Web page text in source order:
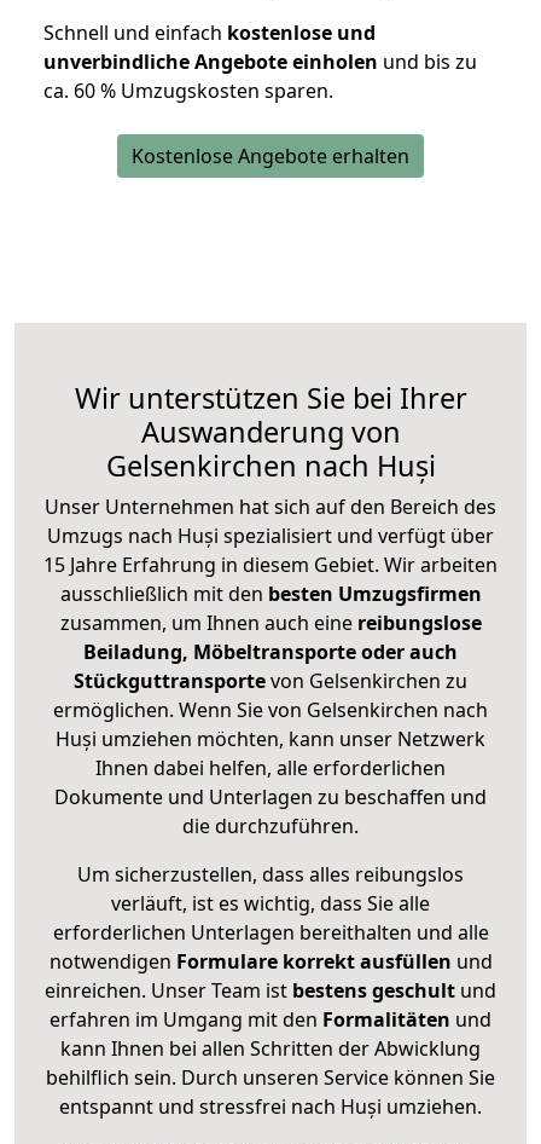
Schnell und einfach kostenlose und
unverbindliche Angebote einholen und bis zu
ca. 60 % Umzugskosten sparen.
Kostenlose Angebote erhalten
Wir unterstützen Sie bei Ihrer
Auswanderung von
Gelsenkirchen nach Huși
Unser Unternehmen hat sich auf den Bereich des
Umzugs nach Huși spezialisiert und verfügt über
15 Jahre Erfahrung in diesem Gebiet. Wir arbeiten
ausschließlich mit den besten Umzugsfirmen
zusammen, um Ihnen auch eine reibungslose
Beiladung, Möbeltransporte oder auch
Stückguttransportevon Gelsenkirchen zu
ermöglichen. Wenn Sie von Gelsenkirchen nach
Huși umziehen möchten, kann unser Netzwerk
Ihnen dabei helfen, alle erforderlichen
Dokumente und Unterlagen zu beschaffen und
die durchzuführen.
Um sicherzustellen, dass alles reibungslos
verläuft, ist es wichtig, dass Sie alle
erforderlichen Unterlagen bereithalten und alle
notwendigen Formulare korrekt ausfüllen und
einreichen. Unser Team ist bestens geschult und
erfahren im Umgang mit den Formalitäten und
kann Ihnen bei allen Schritten der Abwicklung
behilflich sein. Durch unseren Service können Sie
entspannt und stressfrei nach Huși umziehen.